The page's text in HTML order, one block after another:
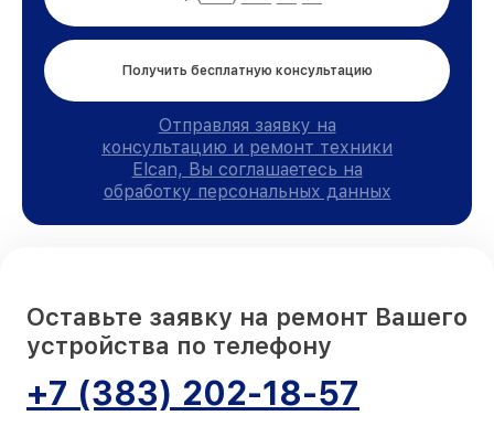
Получить бесплатную консультацию
Отправляя заявку на
консультацию и ремонт техники
Elcan, Вы соглашаетесь на
обработку персональных данных
Оставьте заявку на ремонт Вашего
устройства по телефону
+7 (383) 202-18-57